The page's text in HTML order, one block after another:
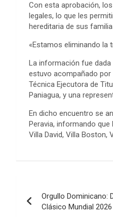
Con esta aprobación,
legales, lo que les
hereditaria de sus
«Estamos eliminando la
La información fue
estuvo acompañado por
Técnica Ejecutora de
Paniagua, y una
En dicho encuentro se
Peravia, informando
Villa David, Villa Boston,
de
Orgullo Dominicano:
Clásico Mundial 2026